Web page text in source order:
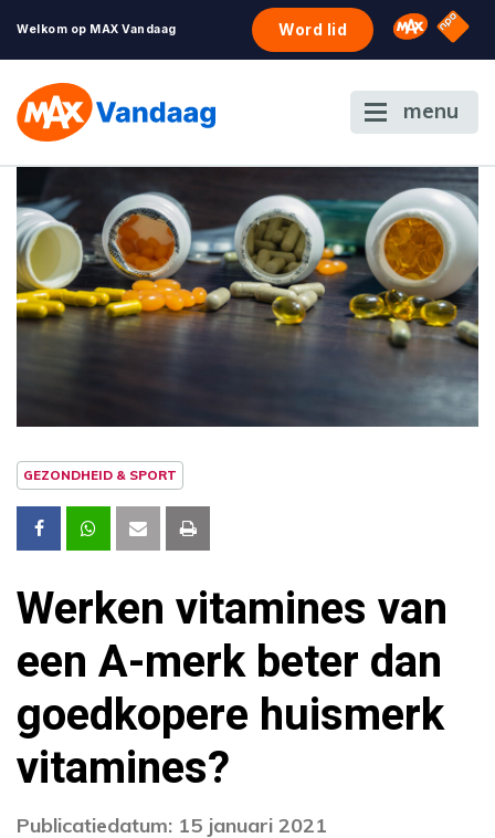
Welkom op MAX Vandaag Word lid Omroep
NPO
menu
GEZONDHEID & SPORT
Werken vitamines van
een A-merk beter dan
goedkopere huismerk
vitamines?
Publicatiedatum: 15 januari 2021